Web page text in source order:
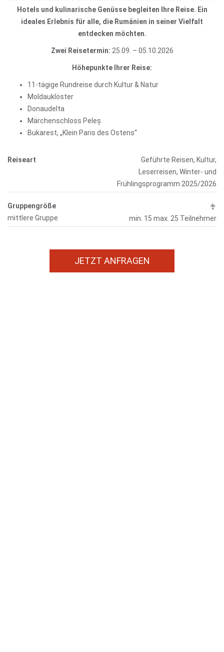
Hotels und kulinarische Genüsse begleiten Ihre Reise. Ein
ideales Erlebnis für alle, die Rumänien in seiner Vielfalt
entdecken möchten.
Zwei Reisetermin: 25.09. – 05.10.2026
Höhepunkte Ihrer Reise:
11-tägige Rundreise durch Kultur & Natur
Moldauklöster
Donaudelta
Märchenschloss Peleș
Bukarest, „Klein Paris des Ostens“
Reiseart
Geführte Reisen, Kultur,
Leserreisen, Winter- und
Frühlingsprogramm 2025/2026
Gruppengröße
mittlere Gruppe
min. 15 max. 25 Teilnehmer
JETZT ANFRAGEN